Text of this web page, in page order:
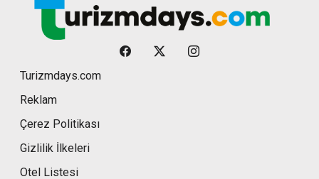
Turizmdays.com
Reklam
Çerez Politikası
Gizlilik İlkeleri
Otel Listesi